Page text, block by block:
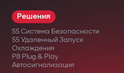
Решения
S5 Система Безопасности
S5 Удаленный Запуск
Охлаждения
P8 Plug & Play
Автосигнализация